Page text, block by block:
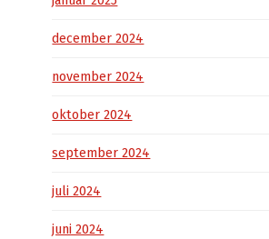
december 2024
november 2024
oktober 2024
september 2024
juli 2024
juni 2024